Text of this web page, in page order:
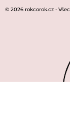
© 2026 rokcorok.cz •